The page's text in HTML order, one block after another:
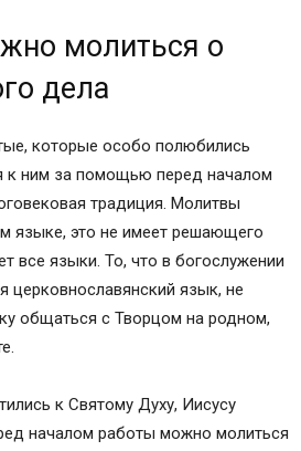
молиться о
дела
которые особо полюбились
к ним за помощью перед началом
традиция. Молитвы
языке, это не имеет решающего
все языки. То, что в богослужении
церковнославянский язык, не
общаться с Творцом на родном,
к Святому Духу, Иисусу
началом работы можно молиться